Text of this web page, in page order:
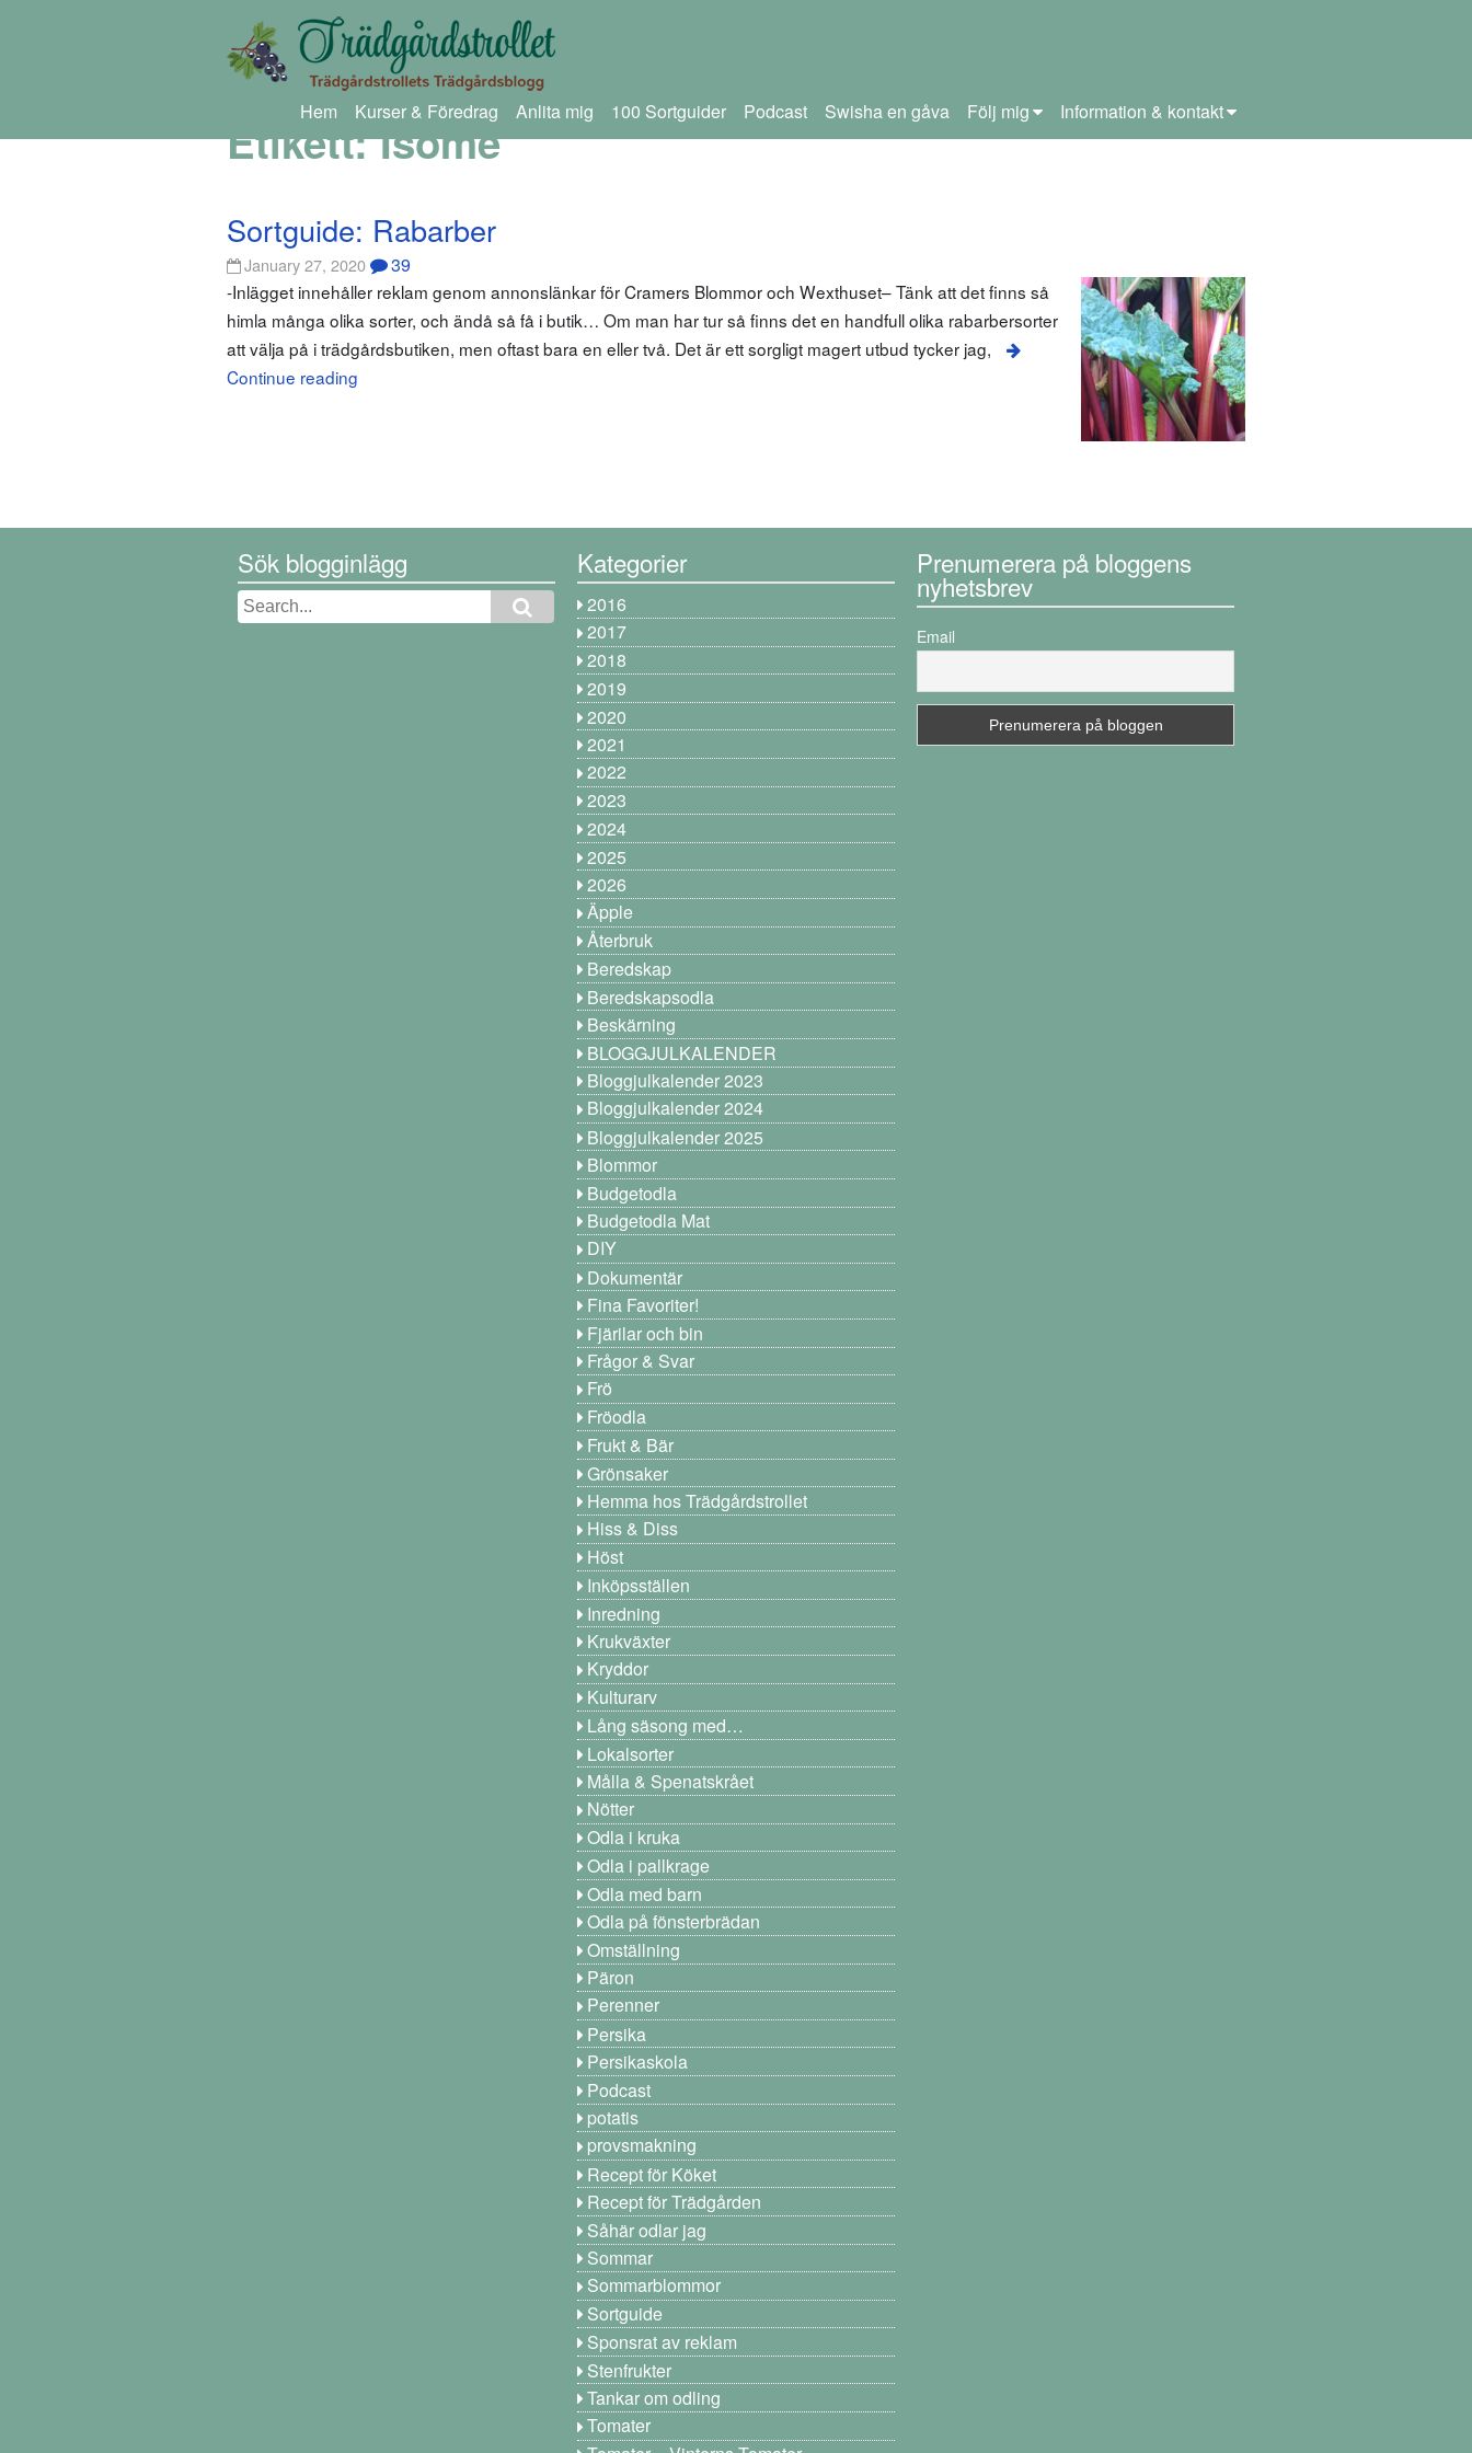
Hem Kurser & Föredrag Anlita mig 100 Sortguider Podcast Swisha en gåva Följ mig Information & kontakt
Etikett:Isome
Sortguide: Rabarber
January 27, 2020 39
-Inlägget innehåller reklam genom annonslänkar för Cramers Blommor och Wexthuset– Tänk att det finns så
himla många olika sorter, och ändå så få i butik… Om man har tur så finns det en handfull olika rabarbersorter
att välja på i trädgårdsbutiken, men oftast bara en eller två. Det är ett sorgligt magert utbud tycker jag,
Continue reading
Sök blogginlägg Kategorier
2016
2017
2018
2019
2020
2021
2022
2023
2024
2025
2026
Äpple
Återbruk
Beredskap
Beredskapsodla
Beskärning
BLOGGJULKALENDER
Bloggjulkalender 2023
Bloggjulkalender 2024
Bloggjulkalender 2025
Blommor
Budgetodla
Budgetodla Mat
DIY
Dokumentär
Fina Favoriter!
Fjärilar och bin
Frågor & Svar
Frö
Fröodla
Frukt & Bär
Grönsaker
Hemma hos Trädgårdstrollet
Hiss & Diss
Höst
Inköpsställen
Inredning
Krukväxter
Kryddor
Kulturarv
Lång säsong med…
Lokalsorter
Målla & Spenatskrået
Nötter
Odla i kruka
Odla i pallkrage
Odla med barn
Odla på fönsterbrädan
Omställning
Päron
Perenner
Persika
Persikaskola
Podcast
potatis
provsmakning
Recept för Köket
Recept för Trädgården
Såhär odlar jag
Sommar
Sommarblommor
Sortguide
Sponsrat av reklam
Stenfrukter
Tankar om odling
Tomater
Prenumerera på bloggens
nyhetsbrev
Email